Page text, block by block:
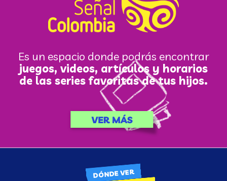
Es un espacio donde podrás encontrar
juegos, videos, artículos y horarios
de las series favoritas de tus hijos.
DÓNDE VER